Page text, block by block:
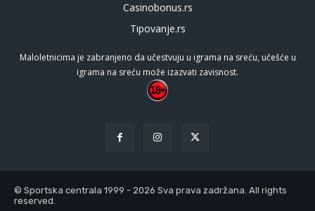
Casinobonus.rs
Tipovanje.rs
Maloletnicima je zabranjeno da učestvuju u igrama na sreću, učešće u
igrama na sreću može izazvati zavisnost.
© Sportska centrala 1999 - 2026 Sva prava zadržana. All rights
reserved.